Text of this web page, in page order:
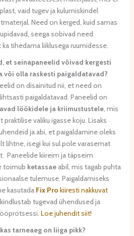
vaid tugev ja kulumiskindel
Need on kerged, kuid samas
seega sobivad need
tihedama liiklusega ruumidesse.
et seinapaneelid võivad kergesti
või olla raskesti paigaldatavad?
on disainitud nii, et need on
paigaldatavad. Paneelid on
löökidele ja kriimustustele, mis
praktilise valiku igasse koju. Lisaks
ja abi, et paigaldamine oleks
lihtne, isegi kui sul pole varasemat
Paneelide kiireim ja täpseim
toimub ketassaeabil, mis tagab puhta
tulemuse. Paigaldamiseks
kasutada Fix Pro kiiresti nakkuvat
tugevad ühendused ja
Loe juhendit siit!
tarneaeg on liiga pikk?